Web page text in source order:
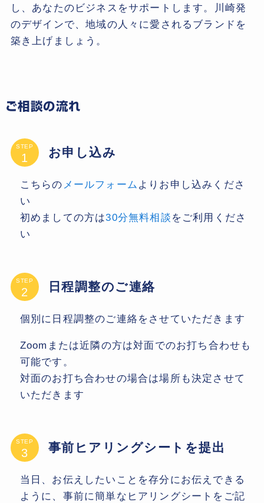
し、あなたのビジネスをサポートします。川崎発
のデザインで、地域の人々に愛されるブランドを
築き上げましょう。
ご相談の流れ
STEP お申し込み
こちらの メールフォーム よりお申し込みくださ
い
初めましての方は30分無料相談 をご利用くださ
い
STEP 日程調整のご連絡
個別に日程調整のご連絡をさせていただきます
Zoomまたは近隣の方は対面でのお打ち合わせも
可能です。
対面のお打ち合わせの場合は場所も決定させて
いただきます
STEP 事前ヒアリングシートを提出
当日、お伝えしたいことを存分にお伝えできる
ように、事前に簡単なヒアリングシートをご記